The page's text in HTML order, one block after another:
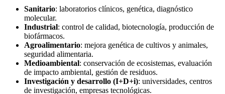
Sanitario: laboratorios clínicos, genética, diagnóstico
molecular.
Industrial: control de calidad, biotecnología, producción de
biofármacos.
Agroalimentario: mejora genética de cultivos y animales,
seguridad alimentaria.
Medioambiental: conservación de ecosistemas, evaluación
de impacto ambiental, gestión de residuos.
Investigación y desarrollo (I+D+i): universidades, centros
de investigación, empresas tecnológicas.